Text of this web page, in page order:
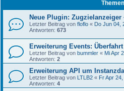
Themen
Neue Plugin: Zugzielanzeiger
Letzter Beitrag von floflo « Do Jun 04,
Antworten: 673
Erweiterung Events:
Letzter Beitrag von bummler « Mi Apr
Antworten: 2
Erweiterung API um
Letzter Beitrag von LTLB2 « Fr Apr
Antworten: 4